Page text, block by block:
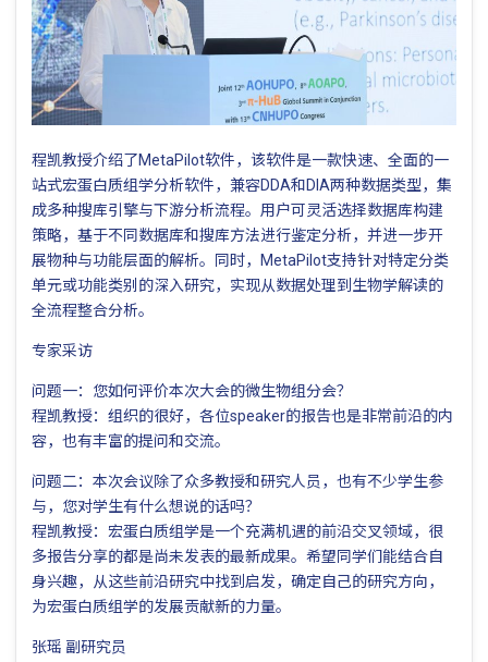
程凯教授介绍了MetaPilot软件，该软件是一款快速、全面的一
站式宏蛋白质组学分析软件，兼容DDA和DIA两种数据类型，集
成多种搜库引擎与下游分析流程。用户可灵活选择数据库构建
策略，基于不同数据库和搜库方法进行鉴定分析，并进一步开
展物种与功能层面的解析。同时，MetaPilot支持针对特定分类
单元或功能类别的深入研究，实现从数据处理到生物学解读的
全流程整合分析。
专家采访
问题一：您如何评价本次大会的微生物组分会？
程凯教授：组织的很好，各位speaker的报告也是非常前沿的内
容，也有丰富的提问和交流。
问题二：本次会议除了众多教授和研究人员，也有不少学生参
与，您对学生有什么想说的话吗？
程凯教授：宏蛋白质组学是一个充满机遇的前沿交叉领域，很
多报告分享的都是尚未发表的最新成果。希望同学们能结合自
身兴趣，从这些前沿研究中找到启发，确定自己的研究方向，
为宏蛋白质组学的发展贡献新的力量。
张瑶 副研究员